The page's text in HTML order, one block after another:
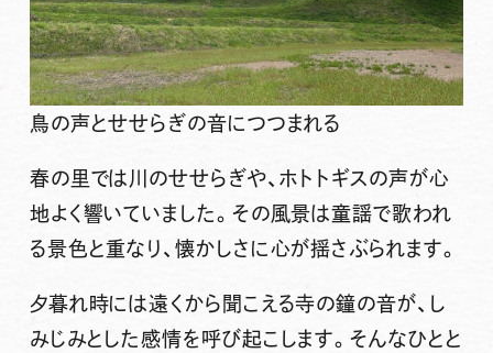
鳥の声とせせらぎの音につつまれる
春の里では 川のせせらぎや、 ホトトギス の声が心
地よく響いていました。その風景は童謡で歌われ
る景色と重なり、懐かしさに心が揺さぶられます。
夕暮れ時には遠くから聞こえる寺の鐘の音が、し
みじみとした感情を呼び起こします。そんなひとと